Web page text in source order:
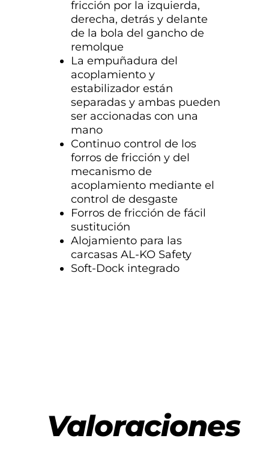
fricción por la izquierda,
derecha, detrás y delante
de la bola del gancho de
remolque
La empuñadura del
acoplamiento y
estabilizador están
separadas y ambas pueden
ser accionadas con una
mano
Continuo control de los
forros de fricción y del
mecanismo de
acoplamiento mediante el
control de desgaste
Forros de fricción de fácil
sustitución
Alojamiento para las
carcasas AL-KO Safety
Soft-Dock integrado
Valoraciones